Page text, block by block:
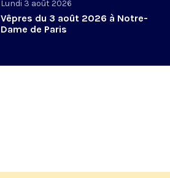
Lundi 3 août 2026
Vêpres du 3 août 2026 à Notre-
Dame de Paris